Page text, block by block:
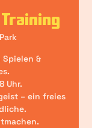
&
Uhr.
– ein freies